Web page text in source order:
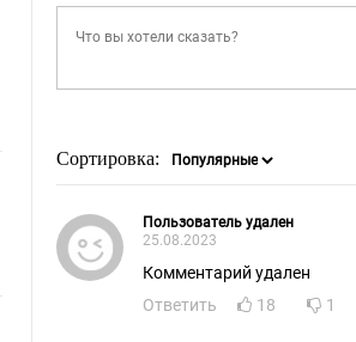
Сортировка:
Пользователь удален
25.08.2023
Комментарий удален
Ответить
18 1